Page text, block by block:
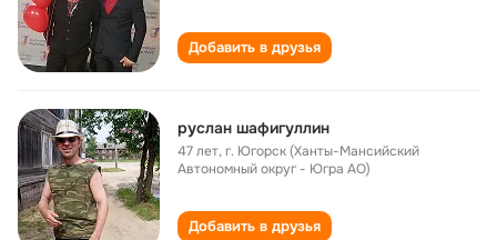
Добавить в друзья
руслан шафигуллин
47 лет,г. Югорск (Ханты-Мансийский
Автономный округ - Югра АО)
Добавить в друзья